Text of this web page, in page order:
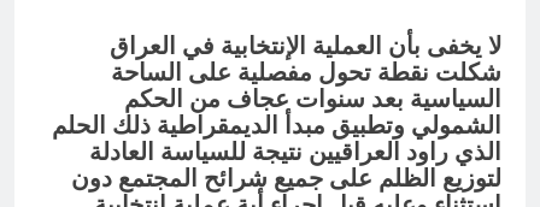
لا يخفى بأن العملية الإنتخابية في العراق
شكلت نقطة تحول مفصلية على الساحة
السياسية بعد سنوات عجاف من الحكم
الشمولي وتطبيق مبدأ الديمقراطية ذلك الحلم
الذي راود العراقيين نتيجة للسياسة العادلة
لتوزيع الظلم على جميع شرائح المجتمع دون